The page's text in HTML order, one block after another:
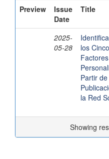
Preview
Issue
Date
Title
2025-
05-28
los
Partir de
la Red
Showing